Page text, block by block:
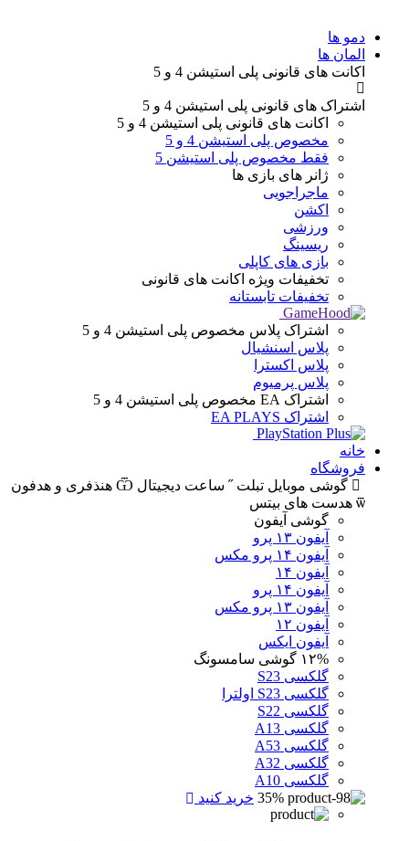
دمو ها
المان ها
اکانت های قانونی پلی استیشن 4 و 5
اشتراک های قانونی پلی استیشن 4 و 5
اکانت های قانونی پلی استیشن 4 و 5
مخصوص پلی استیشن 4 و 5
فقط مخصوص پلی استیشن 5
ژانر های بازی ها
ماجراجویی
اکشن
ورزشی
ریسینگ
بازی های کاپلی
تخفیفات ویژه اکانت های قانونی
تخفیفات تابستانه
اشتراک پلاس مخصوص پلی استیشن 4 و 5
پلاس اسنشیال
پلاس اکسترا
پلاس پرمیوم
اشتراک EA
مخصوص پلی استیشن 4 و 5
اشتراک EA PLAYS
خانه
فروشگاه
گوشی موبایل تبلت ساعت دیجیتال
هنذفری و هدفون
هدست های بیتس
گوشی آیفون
آیفون ۱۳ پرو
آیفون ۱۴ پرو مکس
آیفون ۱۴
آیفون ۱۴ پرو
آیفون ۱۳ پرو مکس
آیفون ۱۲
آیفون ایکس
۱۲% گوشی سامسونگ
گلکسی S23
گلکسی S23 اولترا
گلکسی S22
گلکسی A13
گلکسی A53
گلکسی A32
گلکسی A10
35% خرید کنید